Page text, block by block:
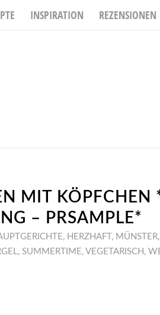
INSPIRATION REZENSIONEN
MIT KÖPFCHEN
– PRSAMPLE*
, HERZHAFT , MÜNSTER,
, SUMMERTIME, VEGETARISCH ,